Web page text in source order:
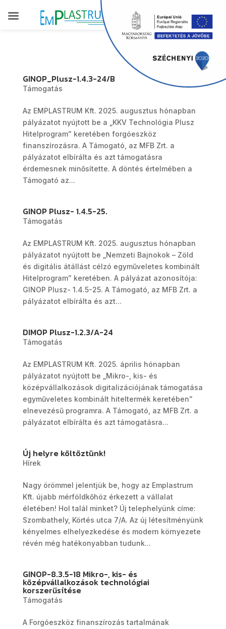
GINOP_Plusz-1.4.3-24/B
Támogatás
Az EMPLASTRUM Kft. 2025. augusztus hónapban
pályázatot nyújtott be a „KKV Technológia Plusz
Hitelprogram” keretében forgóeszköz
finanszírozásra. A Támogató, az MFB Zrt. a
pályázatot elbírálta és azt támogatásra
érdemesnek minősítette. A döntés értelmében a
Támogató az...
GINOP Plusz- 1.4.5-25.
Támogatás
Az EMPLASTRUM Kft. 2025. augusztus hónapban
pályázatot nyújtott be „Nemzeti Bajnokok – Zöld
és digitális átállást célzó egyműveletes kombinált
Hitelprogram” keretében. A pályázat azonosítója:
GINOP Plusz- 1.4.5-25. A Támogató, az MFB Zrt. a
pályázatot elbírálta és azt...
DIMOP Plusz-1.2.3/A-24
Támogatás
Az EMPLASTRUM Kft. 2025. április hónapban
pályázatot nyújtott be „Mikro-, kis- és
középvállalkozások digitalizációjának támogatása
egyműveletes kombinált hiteltermék keretében”
elnevezésű programra. A Támogató, az MFB Zrt. a
pályázatot elbírálta és azt támogatásra...
Új helyre költöztünk!
Hírek
Nagy örömmel jelentjük be, hogy az Emplastrum
Kft. újabb mérföldkőhöz érkezett a vállalat
életében! Hol talál minket? Új telephelyünk címe:
Szombathely, Körtés utca 7/A. Az új létesítményünk
kényelmes elhelyezkedése és modern környezete
révén még hatékonyabban tudunk...
GINOP-8.3.5-18 Mikro-, kis- és
középvállalkozások technológiai
korszerűsítése
Támogatás
A Forgóeszköz finanszírozás tartalmának